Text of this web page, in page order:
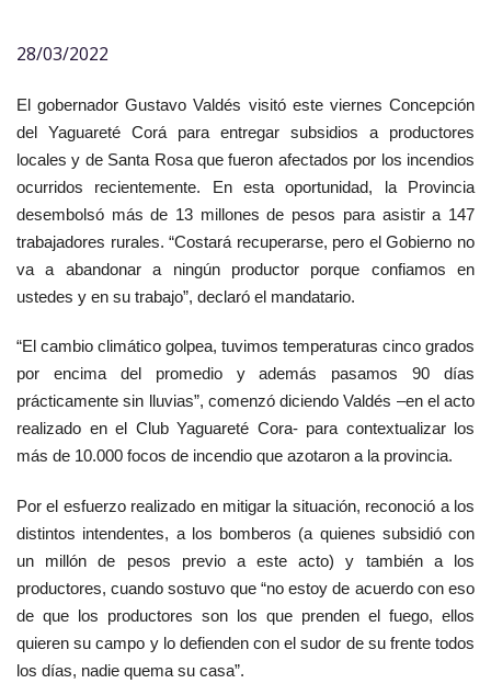
28/03/2022
El gobernador Gustavo Valdés visitó este viernes Concepción
del Yaguareté Corá para entregar subsidios a productores
locales y de Santa Rosa que fueron afectados por los incendios
ocurridos recientemente. En esta oportunidad, la Provincia
desembolsó más de 13 millones de pesos para asistir a 147
trabajadores rurales. “Costará recuperarse, pero el Gobierno no
va a abandonar a ningún productor porque confiamos en
ustedes y en su trabajo”, declaró el mandatario.
“El cambio climático golpea, tuvimos temperaturas cinco grados
por encima del promedio y además pasamos 90 días
prácticamente sin lluvias”, comenzó diciendo Valdés –en el acto
realizado en el Club Yaguareté Cora- para contextualizar los
más de 10.000 focos de incendio que azotaron a la provincia.
Por el esfuerzo realizado en mitigar la situación, reconoció a los
distintos intendentes, a los bomberos (a quienes subsidió con
un millón de pesos previo a este acto) y también a los
productores, cuando sostuvo que “no estoy de acuerdo con eso
de que los productores son los que prenden el fuego, ellos
quieren su campo y lo defienden con el sudor de su frente todos
los días, nadie quema su casa”.